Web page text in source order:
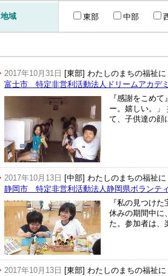
地域 東部 中部
2017年10月31日 [東部] わたしのまちの福祉に
富士市 特定非営利活動法人ドリームアカデ
『感謝をこめ
ー。嬉しい。」
て、子供達の顔
2017年10月13日 [中部] わたしのまちの福祉に
静岡市 特定非営利活動法人静岡県ボランテ
『私の見つけ
休みの期間中に
た。参加者は、
2017年10月13日 [東部] わたしのまちの福祉に